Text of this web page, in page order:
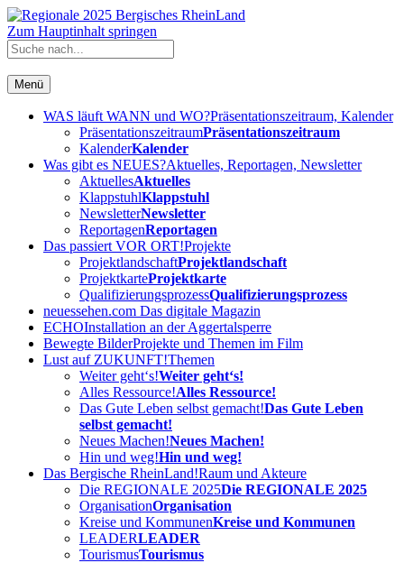
Zum Hauptinhalt springen
Menü
WAS läuft WANN und WO?Präsentationszeitraum, Kalender
PräsentationszeitraumPräsentationszeitraum
KalenderKalender
Was gibt es NEUES?Aktuelles, Reportagen, Newsletter
AktuellesAktuelles
KlappstuhlKlappstuhl
NewsletterNewsletter
ReportagenReportagen
Das passiert VOR ORT!Projekte
ProjektlandschaftProjektlandschaft
ProjektkarteProjektkarte
QualifizierungsprozessQualifizierungsprozess
neuessehen.com Das digitale Magazin
ECHOInstallation an der Aggertalsperre
Bewegte BilderProjekte und Themen im Film
Lust auf ZUKUNFT!Themen
Weiter geht‘s!Weiter geht‘s!
Alles Ressource!Alles Ressource!
Das Gute Leben selbst gemacht!Das Gute Leben
selbst gemacht!
Neues Machen!Neues Machen!
Hin und weg!Hin und weg!
Das Bergische RheinLand!Raum und Akteure
Die REGIONALE 2025Die REGIONALE 2025
OrganisationOrganisation
Kreise und KommunenKreise und Kommunen
LEADERLEADER
TourismusTourismus